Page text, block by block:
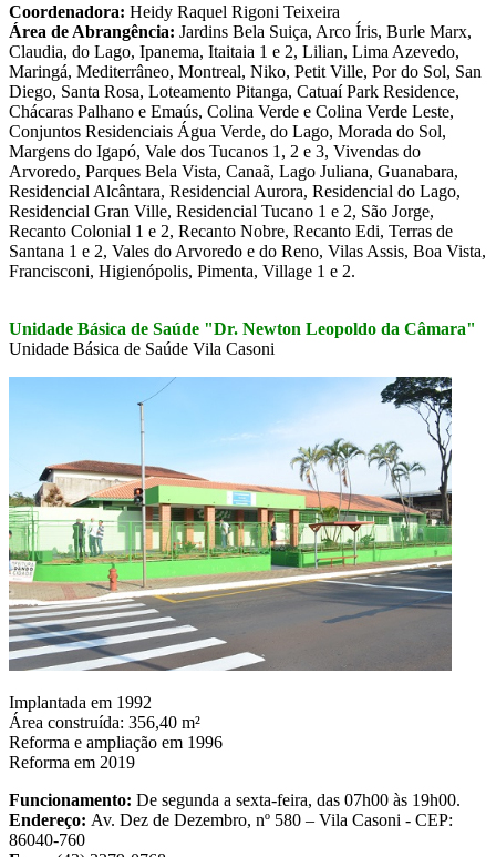
Coordenadora: Heidy Raquel Rigoni Teixeira
Área de Abrangência: Jardins Bela Suiça, Arco Íris, Burle Marx,
Claudia, do Lago, Ipanema, Itaitaia 1 e 2, Lilian, Lima Azevedo,
Maringá, Mediterrâneo, Montreal, Niko, Petit Ville, Por do Sol, San
Diego, Santa Rosa, Loteamento Pitanga, Catuaí Park Residence,
Chácaras Palhano e Emaús, Colina Verde e Colina Verde Leste,
Conjuntos Residenciais Água Verde, do Lago, Morada do Sol,
Margens do Igapó, Vale dos Tucanos 1, 2 e 3, Vivendas do
Arvoredo, Parques Bela Vista, Canaã, Lago Juliana, Guanabara,
Residencial Alcântara, Residencial Aurora, Residencial do Lago,
Residencial Gran Ville, Residencial Tucano 1 e 2, São Jorge,
Recanto Colonial 1 e 2, Recanto Nobre, Recanto Edi, Terras de
Santana 1 e 2, Vales do Arvoredo e do Reno, Vilas Assis, Boa Vista,
Francisconi, Higienópolis, Pimenta, Village 1 e 2.
Unidade Básica de Saúde "Dr. Newton Leopoldo da Câmara"
Unidade Básica de Saúde Vila Casoni
Implantada em 1992
Área construída: 356,40 m²
Reforma e ampliação em 1996
Reforma em 2019
Funcionamento: De segunda a sexta-feira, das 07h00 às 19h00.
Endereço: Av. Dez de Dezembro, nº 580 – Vila Casoni - CEP:
86040-760